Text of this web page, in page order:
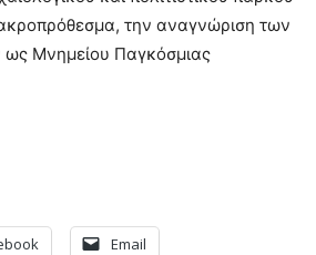
την αναγνώριση των
Μνημείου Παγκόσμιας
Email